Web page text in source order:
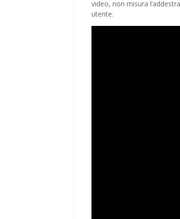
video, non misura
utente.